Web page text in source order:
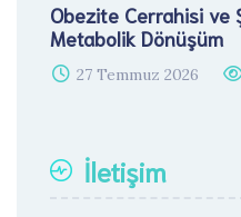
Obezite Cerrahisi ve
Metabolik Dönüşüm
27 Temmuz 2026
İletişim